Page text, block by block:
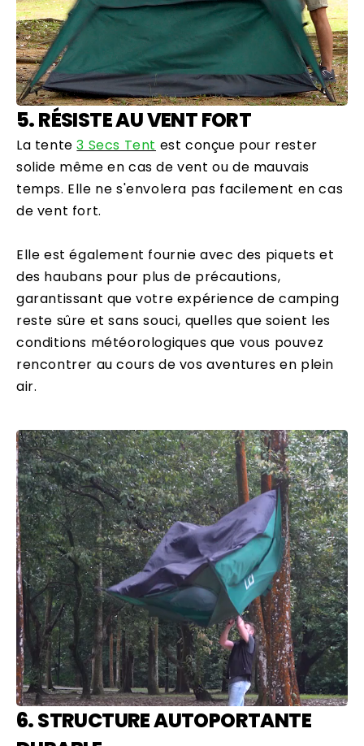
5. RÉSISTE AU VENT FORT
La tente3 Secs Tent est conçue pour rester
solide même en cas de vent ou de mauvais
temps. Elle ne s'envolera pas facilement en cas
de vent fort.
Elle est également fournie avec des piquets et
des haubans pour plus de précautions,
garantissant que votre expérience de camping
reste sûre et sans souci, quelles que soient les
conditions météorologiques que vous pouvez
rencontrer au cours de vos aventures en plein
air.
6. STRUCTURE AUTOPORTANTE